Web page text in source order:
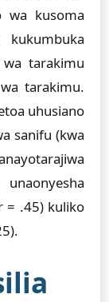
wa kusoma
tarakimu
tarakimu.
uhusiano
sanifu (kwa
= .45) kuliko